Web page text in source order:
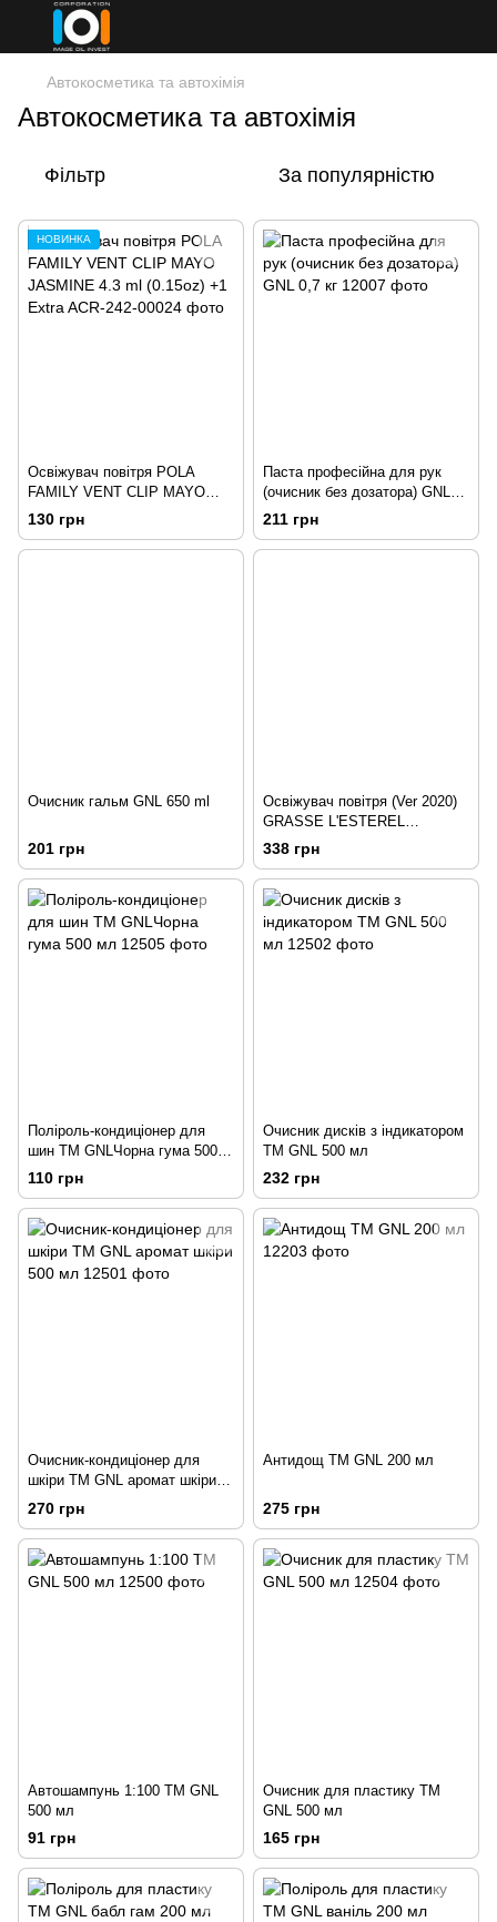
Автокосметика та автохімія
Автокосметика та автохімія
Фільтр За популярністю
НОВИНКА
Освіжувач повітря POLA
FAMILY VENT CLIP MAYO
JASMINE 4.3 ml (0.15oz) +1
130 грн
Паста професійна для рук
(очисник без дозатора) GNL
0,7 кг
211 грн
Очисник гальм GNL 650 ml
201 грн
Освіжувач повітря (Ver 2020)
GRASSE L'ESTEREL
FIRENZE IRIS 110ml (Eng-Esp
338 грн
Поліроль-кондиціонер для
шин ТМ GNLЧорна гума 500
мл
110 грн
Очисник дисків з індикатором
ТМ GNL 500 мл
232 грн
Очисник-кондиціонер для
шкіри ТМ GNL аромат шкіри
500 мл
270 грн
Антидощ ТМ GNL 200 мл
275 грн
Автошампунь 1:100 ТМ GNL
500 мл
91 грн
Очисник для пластику ТМ
GNL 500 мл
165 грн